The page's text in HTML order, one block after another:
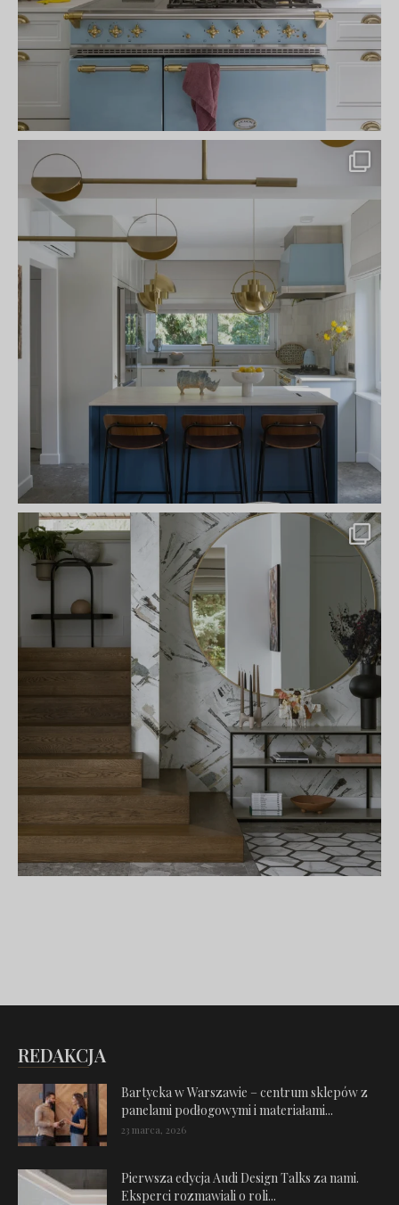
REDAKCJA
Bartycka w Warszawie – centrum sklepów z
panelami podłogowymi i materiałami...
23 marca, 2026
Pierwsza edycja Audi Design Talks za nami.
Eksperci rozmawiali o roli...